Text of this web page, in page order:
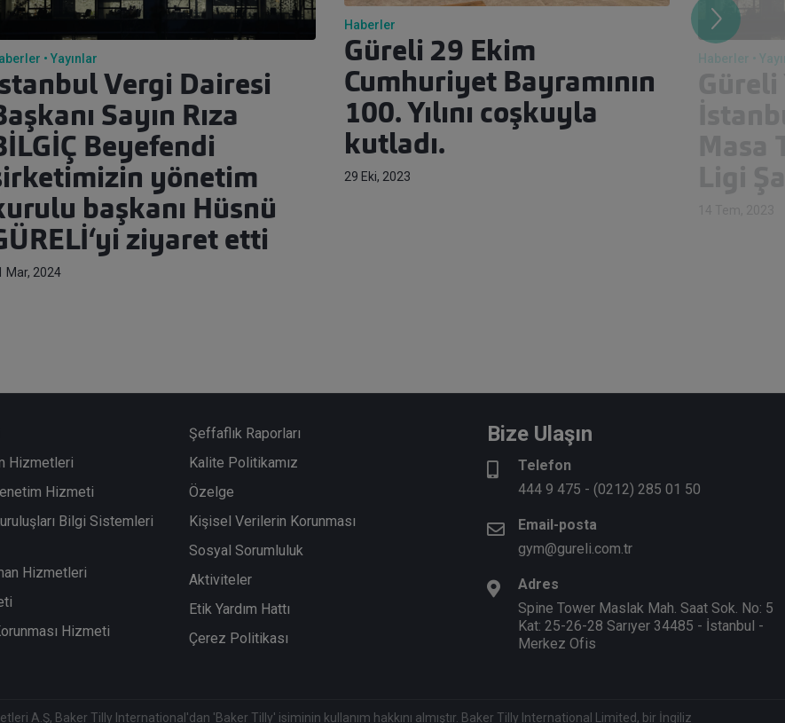
Yayınlar
Vergi Dairesi
Sayın Rıza
Beyefendi
yönetim
başkanı Hüsnü
ziyaret etti
Mar, 2024
Haberler
Güreli 29 Ekim
Cumhuriyet Bayramının
100. Yılını coşkuyla
kutladı.
29 Eki, 2023
Haberler
Hizmetleri
Hizmeti
Bilgi Sistemleri
Hizmetleri
Hizmeti
Şeffaflık Raporları
Kalite Politikamız
Özelge
Kişisel Verilerin Korunması
Sosyal Sorumluluk
Aktiviteler
Etik Yardım Hattı
Çerez Politikası
Bize Ulaşın
Telefon
444 9 475 - (0212) 285 01 50
Email-posta
gym@gureli.com.tr
Adres
Spine Tower Maslak Mah. Saat Sok. No: 5
Kat: 25-26-28 Sarıyer 34485 - İstanbul -
Merkez Ofis
A.Ş, Baker Tilly International'dan 'Baker Tilly' isiminin kullanım hakkını almıştır. Baker Tilly International Limited, bir İngiliz